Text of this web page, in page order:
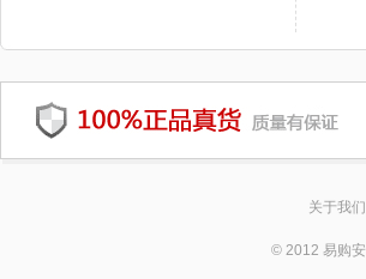
关于我们
© 2012 易购